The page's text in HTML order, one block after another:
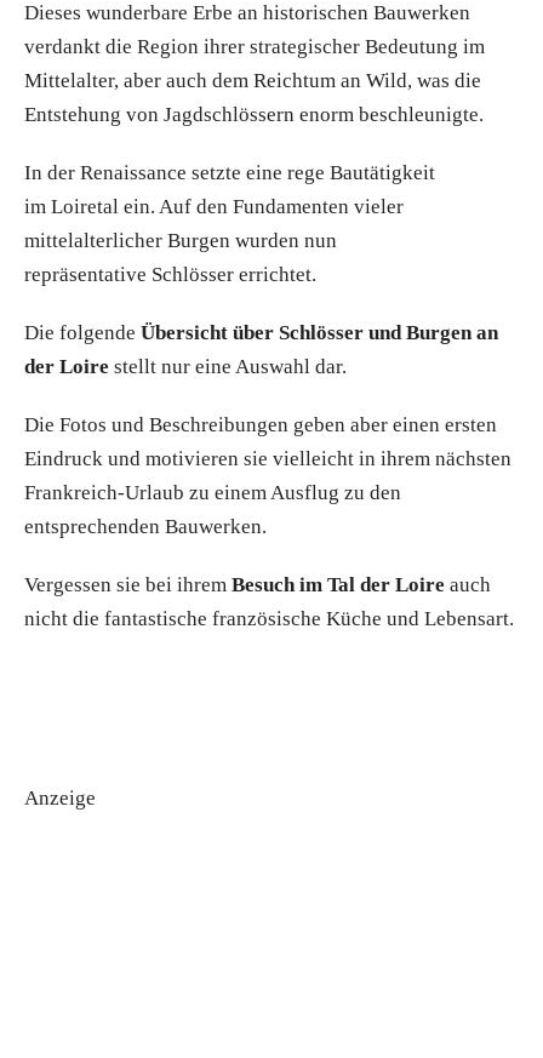
Dieses wunderbare Erbe an historischen Bauwerken
verdankt die Region ihrer strategischer Bedeutung im
Mittelalter, aber auch dem Reichtum an Wild, was die
Entstehung von Jagdschlössern enorm beschleunigte.
In der Renaissance setzte eine rege Bautätigkeit
im Loiretal ein. Auf den Fundamenten vieler
mittelalterlicher Burgen wurden nun
repräsentative Schlösser errichtet.
Die folgende Übersicht über Schlösser und Burgen an
der Loire stellt nur eine Auswahl dar.
Die Fotos und Beschreibungen geben aber einen ersten
Eindruck und motivieren sie vielleicht in ihrem nächsten
Frankreich-Urlaub zu einem Ausflug zu den
entsprechenden Bauwerken.
Vergessen sie bei ihrem Besuch im Tal der Loire auch
nicht die fantastische französische Küche und Lebensart.
Anzeige